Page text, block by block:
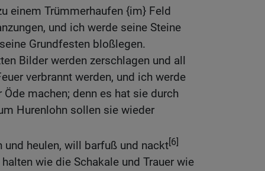
einem Trümmerhaufen {im} Feld
und ich werde seine Steine
Grundfesten bloßlegen.
Bilder werden zerschlagen und all
verbrannt werden, und ich werde
machen; denn es hat sie durch
Hurenlohn sollen sie wieder
heulen, will barfuß und nackt[6]
wie die Schakale und Trauer wie